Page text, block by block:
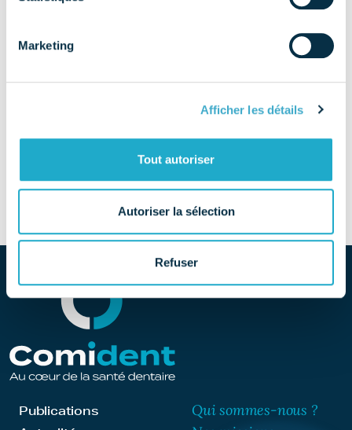
Marketing
Afficher les détails
Tout autoriser
Autoriser la sélection
Refuser
info@france.gceurope.com
Publications
Qui sommes-nous ?